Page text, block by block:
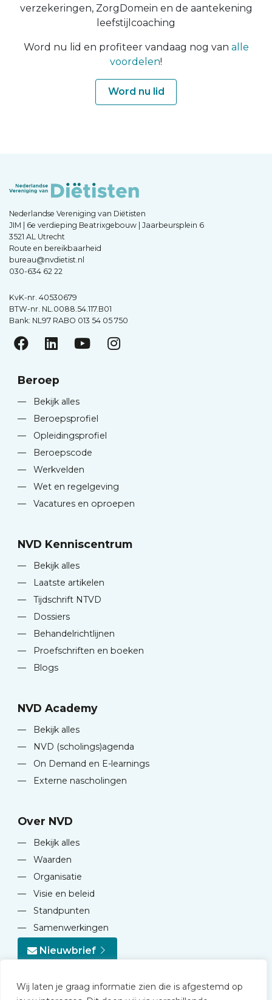
Wij laten je graag informatie zien die is afgestemd op
verzekeringen, ZorgDomein en de aantekening
leefstijlcoaching
Word nu lid en profiteer vandaag nog van alle
voordelen!
Word nu lid
Nederlandse Vereniging van Diëtisten
JIM | 6e verdieping Beatrixgebouw | Jaarbeursplein 6
3521 AL Utrecht
Route en bereikbaarheid
bureau@nvdietist.nl
030-634 62 22
KvK-nr. 40530679
BTW-nr. NL.0088.54.117.B01
Bank: NL97 RABO 013 54 05 750
Beroep
—
Bekijk alles
—
Beroepsprofiel
—
Opleidingsprofiel
—
Beroepscode
—
Werkvelden
—
Wet en regelgeving
—
Vacatures en oproepen
NVD Kenniscentrum
—
Bekijk alles
—
Laatste artikelen
—
Tijdschrift NTVD
—
Dossiers
—
Behandelrichtlijnen
—
Proefschriften en boeken
—
Blogs
NVD Academy
—
Bekijk alles
—
NVD (scholings)agenda
—
On Demand en E-learnings
—
Externe nascholingen
Over NVD
—
Bekijk alles
—
Waarden
—
Organisatie
—
Visie en beleid
—
Standpunten
—
Samenwerkingen
Nieuwbrief